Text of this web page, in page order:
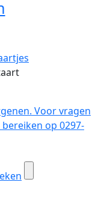
Voor vragen
op 0297-